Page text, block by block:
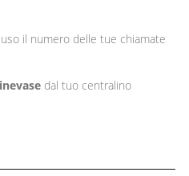
il numero delle tue chiamate
inevase dal tuo centralino